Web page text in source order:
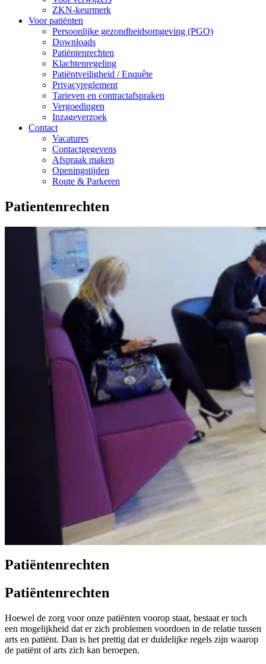
ZKN-keurmerk
Voor patiënten
Persoonlijke gezondheidsomgeving (PGO)
Downloads
Patiëntenrechten
Klachtenregeling
Patiëntveiligheid / Enquête
Privacyreglement
Tarieven en contractafspraken
Vergoedingen
Inzageverzoek
Contact
Vacatures
Contactgegevens
Afspraak maken
Openingstijden
Route & Parkeren
Patientenrechten
Patiëntenrechten
Patiëntenrechten
Hoewel de zorg voor onze patiënten voorop staat, bestaat er toch
een mogelijkheid dat er zich problemen voordoen in de relatie tussen
arts en patiënt. Dan is het prettig dat er duidelijke regels zijn waarop
de patiënt of arts zich kan beroepen.